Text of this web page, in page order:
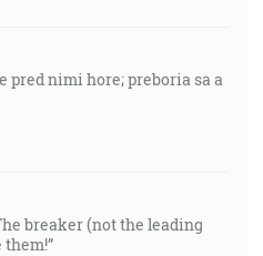
pred nimi hore; preboria sa a
breaker (not the leading